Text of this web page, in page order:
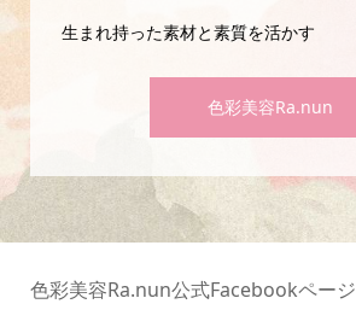
生まれ持った素材と素質を活かす
色彩美容Ra.nun
色彩美容Ra.nun公式Facebookページ